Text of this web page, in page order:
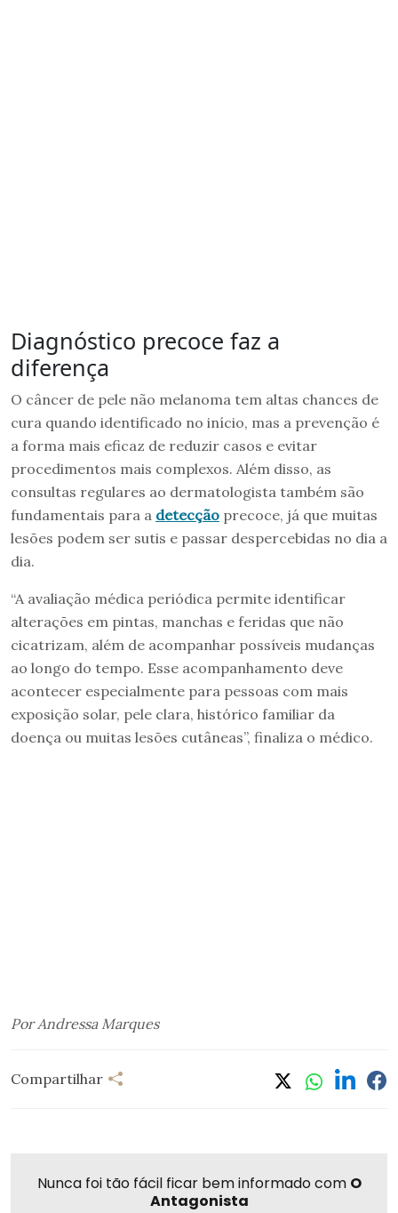
Diagnóstico precoce faz a
diferença
O câncer de pele não melanoma tem altas chances de
cura quando identificado no início, mas a prevenção é
a forma mais eficaz de reduzir casos e evitar
procedimentos mais complexos. Além disso, as
consultas regulares ao dermatologista também são
fundamentais para a detecção precoce, já que muitas
lesões podem ser sutis e passar despercebidas no dia a
dia.
“A avaliação médica periódica permite identificar
alterações em pintas, manchas e feridas que não
cicatrizam, além de acompanhar possíveis mudanças
ao longo do tempo. Esse acompanhamento deve
acontecer especialmente para pessoas com mais
exposição solar, pele clara, histórico familiar da
doença ou muitas lesões cutâneas”, finaliza o médico.
Por Andressa Marques
Compartilhar
Nunca foi tão fácil ficar bem informado com O
Antagonista